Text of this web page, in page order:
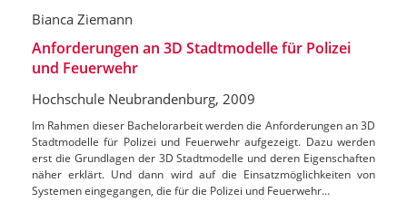
Bianca Ziemann
Anforderungen an 3D Stadtmodelle für Polizei
und Feuerwehr
Hochschule Neubrandenburg, 2009
Im Rahmen dieser Bachelorarbeit werden die Anforderungen an 3D
Stadtmodelle für Polizei und Feuerwehr aufgezeigt. Dazu werden
erst die Grundlagen der 3D Stadtmodelle und deren Eigenschaften
näher erklärt. Und dann wird auf die Einsatzmöglichkeiten von
Systemen eingegangen, die für die Polizei und Feuerwehr…